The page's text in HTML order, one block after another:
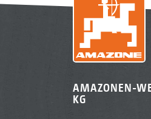
AMAZONEN-
KG